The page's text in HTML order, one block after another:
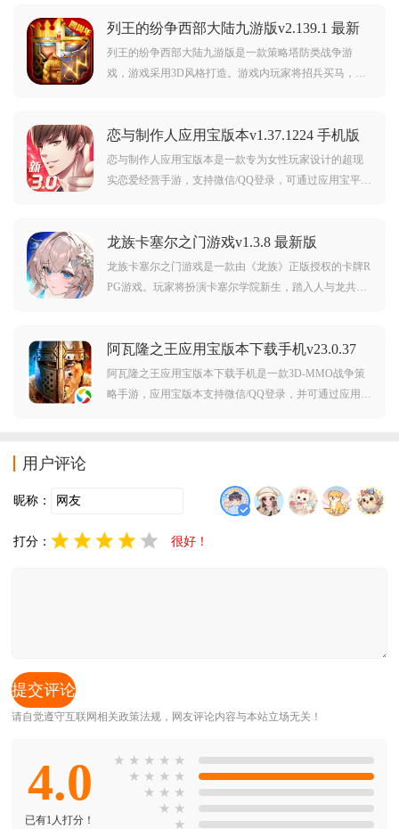
列王的纷争西部大陆九游版v2.139.1 最新
版
列王的纷争西部大陆九游版是一款策略塔防类战争游
戏，游戏采用3D风格打造。游戏内玩家将招兵买马，创
玩家不要错过，欢迎的大家在本站下载游玩。
恋与制作人应用宝版本v1.37.1224 手机版
恋与制作人应用宝版本是一款专为女性玩家设计的超现
实恋爱经营手游，支持微信/QQ登录，可通过应用宝平台
——神秘科学家许墨、暖心警察学长白起、霸道总裁李
泽言及人气偶像周棋洛，游戏融合了沉浸式剧情、浪漫
互动和影视公
龙族卡塞尔之门游戏v1.3.8 最新版
龙族卡塞尔之门游戏是一款由《龙族》正版授权的卡牌R
PG游戏。玩家将扮演卡塞尔学院新生，踏入人与龙共存
游戏的话就来下载吧！
阿瓦隆之王应用宝版本下载手机v23.0.37
最新版
阿瓦隆之王应用宝版本下载手机是一款3D-MMO战争策
略手游，应用宝版本支持微信/QQ登录，并可通过应用宝
用户评论
昵称：
打分： 很好！
请自觉遵守互联网相关政策法规，网友评论内容与本站立场无关！
4.0
已有1人打分！
★ ★ ★ ★ ★
★ ★ ★ ★
★ ★ ★
★ ★
★